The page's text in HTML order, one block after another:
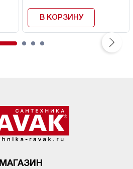
В КОРЗИНУ
МАГАЗИН